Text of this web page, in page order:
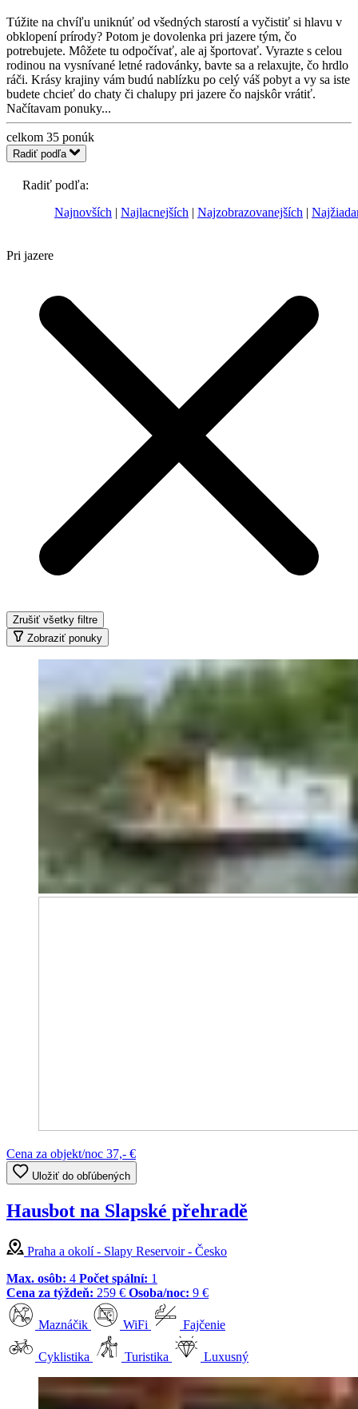
Túžite na chvíľu uniknúť od všedných starostí a vyčistiť si hlavu v
obklopení prírody? Potom je dovolenka pri jazere tým, čo
potrebujete. Môžete tu odpočívať, ale aj športovať. Vyrazte s celou
rodinou na vysnívané letné radovánky, bavte sa a relaxujte, čo hrdlo
ráči. Krásy krajiny vám budú nablízku po celý váš pobyt a vy sa iste
budete chcieť do chaty či chalupy pri jazere čo najskôr vrátiť.
Načítavam ponuky...
celkom 35 ponúk
Radiť podľa
Radiť podľa:
Najnovších
Najlacnejších Najzobrazovanejších
Pri jazere
Zrušiť všetky filtre
Zobraziť ponuky
Cena za objekt/noc 37,- €
Uložiť do obľúbených
Hausbot na Slapské přehradě
Praha a okolí - Slapy Reservoir - Česko
Max. osôb: 4 Počet spální: 1
Cena za týždeň: 259 € Osoba/noc: 9 €
Maznáčik WiFi Fajčenie
Cyklistika Turistika Luxusný